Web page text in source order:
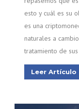
esto y cuál es su
es una
naturales a
tratamiento de
Leer Artículo